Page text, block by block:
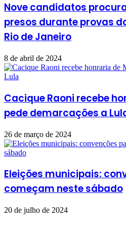
Nove candidatos
presos durante provas
Rio de Janeiro
8 de abril de 2024
Cacique Raoni recebe
pede demarcações a
26 de março de 2024
Eleições municipais:
começam neste sábado
20 de julho de 2024